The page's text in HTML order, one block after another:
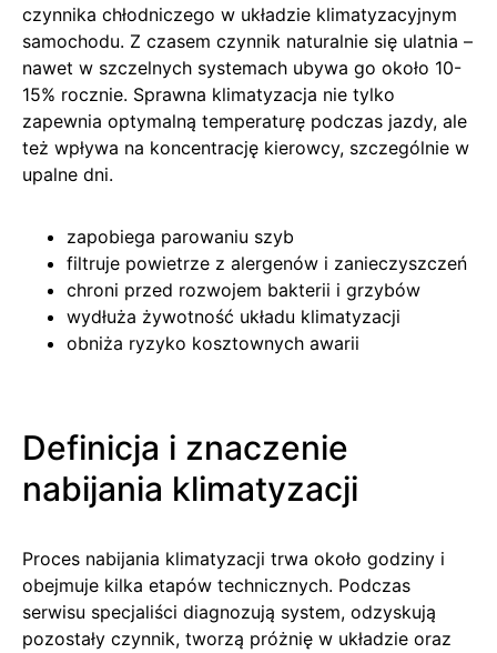
czynnika chłodniczego w układzie klimatyzacyjnym
samochodu. Z czasem czynnik naturalnie się ulatnia –
nawet w szczelnych systemach ubywa go około 10-
15% rocznie. Sprawna klimatyzacja nie tylko
zapewnia optymalną temperaturę podczas jazdy, ale
też wpływa na koncentrację kierowcy, szczególnie w
upalne dni.
zapobiega parowaniu szyb
filtruje powietrze z alergenów i zanieczyszczeń
chroni przed rozwojem bakterii i grzybów
wydłuża żywotność układu klimatyzacji
obniża ryzyko kosztownych awarii
Definicja i znaczenie
nabijania klimatyzacji
Proces nabijania klimatyzacji trwa około godziny i
obejmuje kilka etapów technicznych. Podczas
serwisu specjaliści diagnozują system, odzyskują
pozostały czynnik, tworzą próżnię w układzie oraz